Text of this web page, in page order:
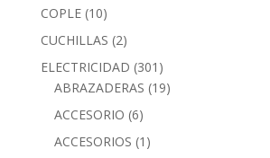
COPLE (10)
CUCHILLAS (2)
ELECTRICIDAD (301)
ABRAZADERAS (19)
ACCESORIO (6)
ACCESORIOS (1)